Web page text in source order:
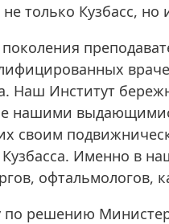
только Кузбасс,
Наш Институт
нашими
своим
Именно в
офтальмологов,
по решению